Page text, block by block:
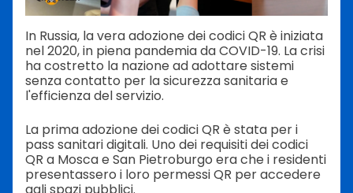
In Russia, la vera adozione dei codici QR è iniziata
nel 2020, in piena pandemia da COVID-19. La crisi
ha costretto la nazione ad adottare sistemi
senza contatto per la sicurezza sanitaria e
l'efficienza del servizio.
La prima adozione dei codici QR è stata per i
pass sanitari digitali. Uno dei requisiti dei codici
QR a Mosca e San Pietroburgo era che i residenti
presentassero i loro permessi QR per accedere